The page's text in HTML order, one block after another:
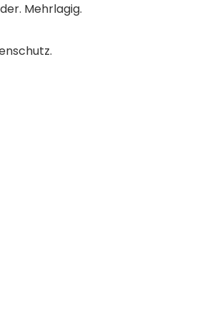
Mehrlagig.